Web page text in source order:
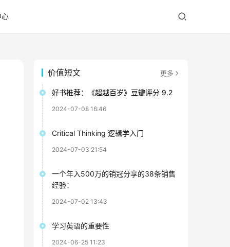
心
价值短文 更多
好书推荐：《超越百岁》豆瓣评分 9.2
2024-07-08 16:46
Critical Thinking 逻辑学入门
2024-07-03 21:54
一个年入500万的销冠分享的38条销售
经验：
2024-07-02 13:43
学习英语的重要性
2024-06-25 11:23